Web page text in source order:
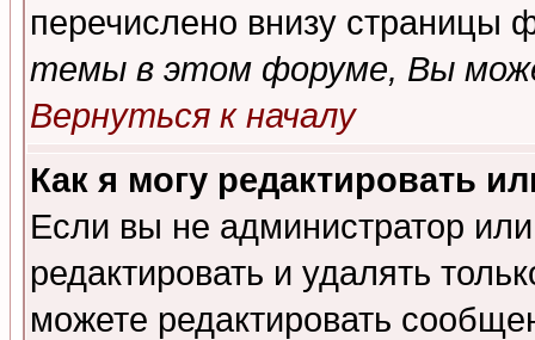
перечислено внизу страницы
темы в этом форуме, Вы
Вернуться к началу
Как я могу редактировать
Если вы не администратор
редактировать и удалять
можете редактировать